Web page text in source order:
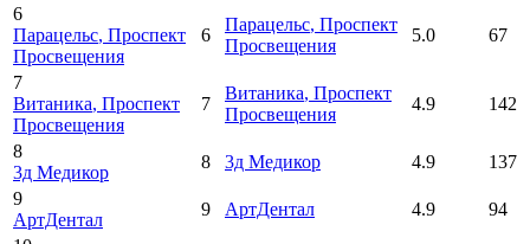
6
Парацельс, Проспект
Просвещения
6
Парацельс, Проспект
Просвещения
5.0 67
7
Витаника, Проспект
Просвещения
7
Витаника, Проспект
Просвещения
4.9 142
8
3д Медикор
8 3д Медикор 4.9
137
9
АртДентал
9 АртДентал 4.9
94